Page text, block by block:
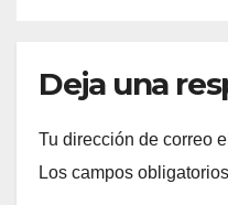
Deja una
Tu dirección de correo
Los campos